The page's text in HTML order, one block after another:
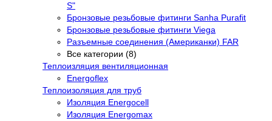
S"
Бронзовые резьбовые фитинги Sanha Purafit
Бронзовые резьбовые фитинги Viega
Разъемные соединения (Американки) FAR
Все категории (8)
Теплоизляция вентиляционная
Energoflex
Теплоизоляция для труб
Изоляция Energocell
Изоляция Energomax